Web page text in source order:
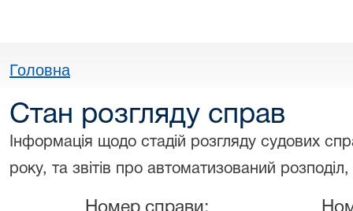
Головна
Стан розгляду справ
Інформація щодо стадій розгляду судових
року, та звітів про автоматизований